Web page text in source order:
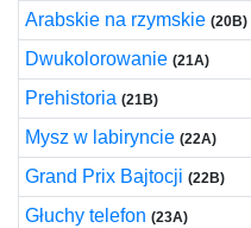
Arabskie na rzymskie (20B)
Dwukolorowanie (21A)
Prehistoria (21B)
Mysz w labiryncie (22A)
Grand Prix Bajtocji (22B)
Głuchy telefon (23A)